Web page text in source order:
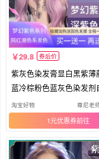
29.8 券后价
紫灰色染发膏显白黑紫薄
蓝冷棕粉色蓝灰色染发剂
家染
淘宝好物 尊尼老
1元优惠券